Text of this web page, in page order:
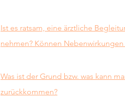
Ist es ratsam, eine ärztliche
nehmen? Können
Was ist der Grund bzw. was kann
zurückkommen?